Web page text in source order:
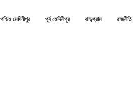
পশ্চিম মেদিনীপুর পূর্ব মেদিনীপুর ঝাড়গ্রাম রাজনীতি